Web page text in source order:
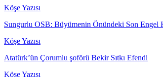
Köşe Yazısı
Sungurlu OSB: Büyümenin Önündeki Son Engel
Köşe Yazısı
Atatürk’ün Çorumlu şoförü Bekir Sıtkı Efendi
Köşe Yazısı